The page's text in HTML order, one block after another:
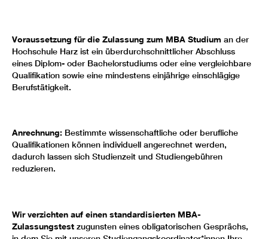
Voraussetzung für die Zulassung zum MBA Studium an der
Hochschule Harz ist ein überdurchschnittlicher Abschluss
eines Diplom- oder Bachelorstudiums oder eine vergleichbare
Qualifikation sowie eine mindestens einjährige einschlägige
Berufstätigkeit.
Anrechnung: Bestimmte wissenschaftliche oder berufliche
Qualifikationen können individuell angerechnet werden,
dadurch lassen sich Studienzeit und Studiengebühren
reduzieren.
Wir verzichten auf einen standardisierten MBA-
Zulassungstest zugunsten eines obligatorischen Gesprächs,